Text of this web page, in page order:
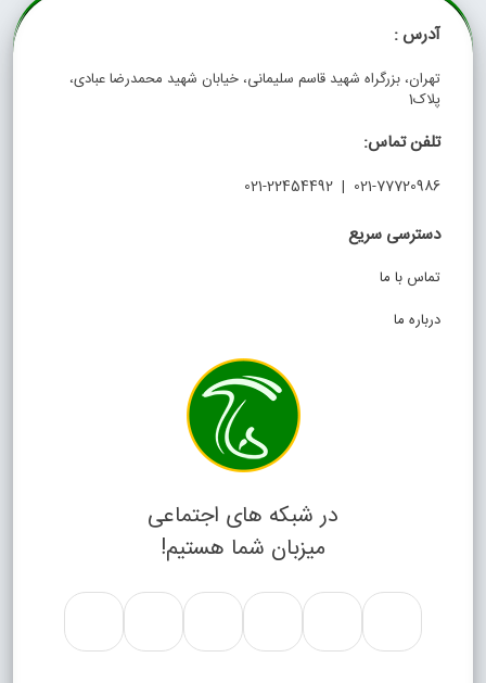
آدرس :
تهران، بزرگراه شهید قاسم سلیمانی، خیابان شهید محمدرضا عبادی،
پلاک1
تلفن تماس:
021-77720986 | 021-22454492
دسترسی سریع
تماس با ما
درباره ما
در شبکه های اجتماعی
میزبان شما هستیم!